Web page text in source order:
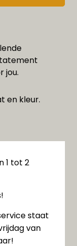
jou.
en kleur.
1 tot 2
staat
van